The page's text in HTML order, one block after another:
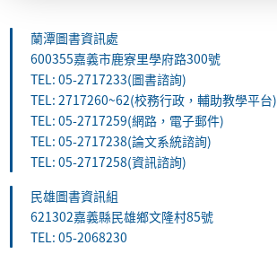
蘭潭圖書資訊處
600355嘉義市鹿寮里學府路300號
TEL: 05-2717233(圖書諮詢)
TEL: 2717260~62(校務行政，輔助教學平台)
TEL: 05-2717259(網路，電子郵件)
TEL: 05-2717238(論文系統諮詢)
TEL: 05-2717258(資訊諮詢)
民雄圖書資訊組
621302嘉義縣民雄鄉文隆村85號
TEL: 05-2068230